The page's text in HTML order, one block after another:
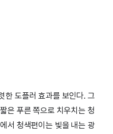
한 도플러 효과를 보인다. 그
은 푸른 쪽으로 치우치는 청
서 청색편이는 빛을 내는 광